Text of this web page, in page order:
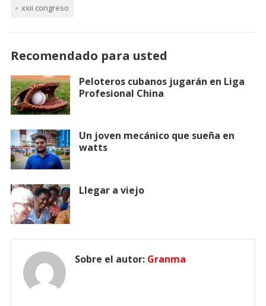
xxii congreso
Recomendado para usted
Peloteros cubanos jugarán en Liga
Profesional China
Un joven mecánico que sueña en
watts
Llegar a viejo
Sobre el autor: Granma